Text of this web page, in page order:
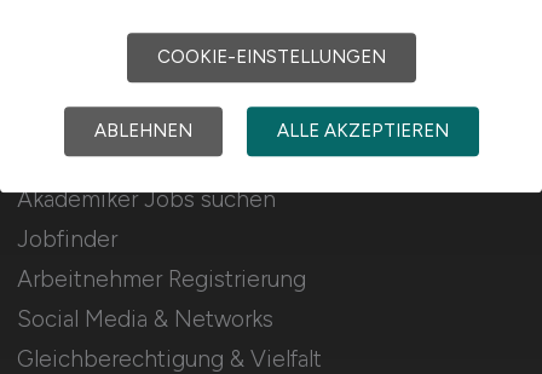
Für Arbeitnehmer
Akademiker Jobs suchen
Jobfinder
Arbeitnehmer Registrierung
Social Media & Networks
Gleichberechtigung & Vielfalt
COOKIE-EINSTELLUNGEN
ABLEHNEN ALLE AKZEPTIEREN